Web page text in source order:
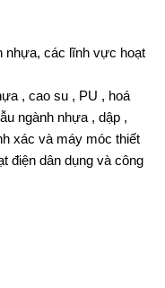
nhựa, các lĩnh vực hoạt
, cao su , PU , hoá
ngành nhựa , dập ,
xác và máy móc thiết
điện dân dụng và công